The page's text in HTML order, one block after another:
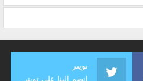
تويتر
انضم إلينا على تويتر